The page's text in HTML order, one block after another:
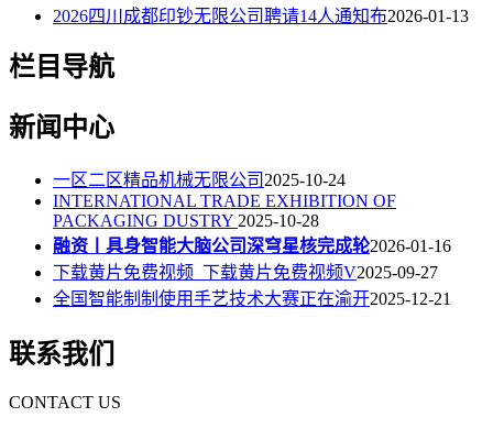
2026四川成都印钞无限公司聘请14人通知布2026-01-13
栏目导航
新闻中心
一区二区精品机械无限公司2025-10-24
INTERNATIONAL TRADE EXHIBITION OF
PACKAGING DUSTRY 2025-10-28
融资丨具身智能大脑公司深穹星核完成轮2026-01-16
下载黄片免费视频_下载黄片免费视频V2025-09-27
全国智能制制使用手艺技术大赛正在渝开2025-12-21
联系我们
CONTACT US